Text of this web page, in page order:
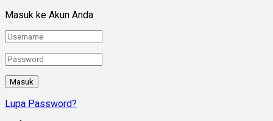
Masuk ke Akun Anda
Lupa Password?